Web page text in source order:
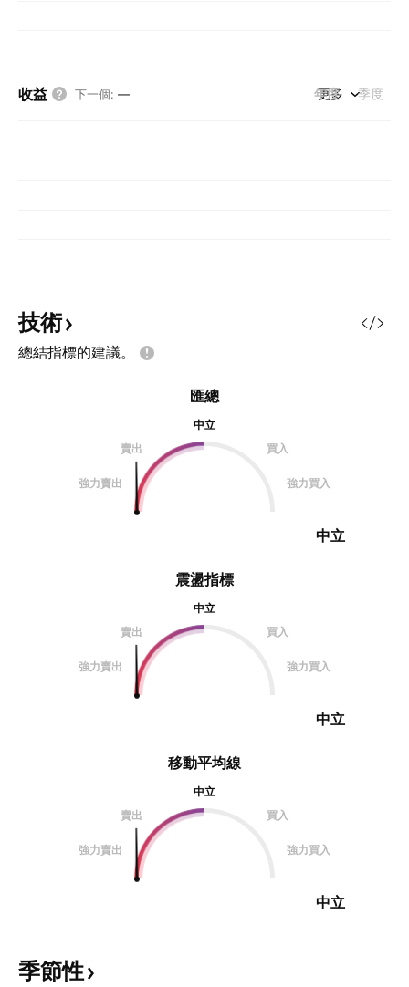
收益 下一個: — 年度 季度
更多
技術
總結指標的建議。
震盪指標
中立
賣出
買入
強力賣出 強力買入
中立
匯總
中立
賣出
買入
強力賣出 強力買入
中立
移動平均線
中立
賣出
買入
強力賣出 強力買入
中立
季節性